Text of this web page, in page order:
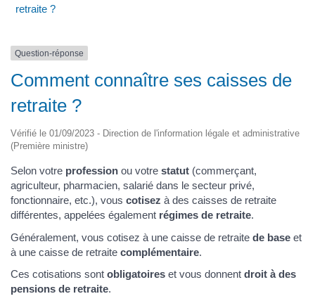
retraite ?
Question-réponse
Comment connaître ses caisses de
retraite ?
Vérifié le 01/09/2023 - Direction de l'information légale et administrative
(Première ministre)
Selon votre profession ou votre statut (commerçant,
agriculteur, pharmacien, salarié dans le secteur privé,
fonctionnaire, etc.), vous cotisez à des caisses de retraite
différentes, appelées également régimes de retraite.
Généralement, vous cotisez à une caisse de retraite de base et
à une caisse de retraite complémentaire.
Ces cotisations sont obligatoires et vous donnent droit à des
pensions de retraite.